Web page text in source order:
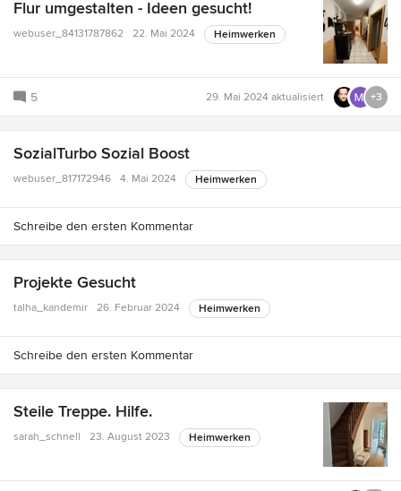
Flur umgestalten - Ideen gesucht!
webuser_84131787862 22. Mai 2024 Heimwerken
5 29. Mai 2024 aktualisiert +3
SozialTurbo Sozial Boost
webuser_817172946 4. Mai 2024 Heimwerken
Schreibe den ersten Kommentar
Projekte Gesucht
talha_kandemir 26. Februar 2024 Heimwerken
Schreibe den ersten Kommentar
Steile Treppe. Hilfe.
sarah_schnell 23. August 2023 Heimwerken